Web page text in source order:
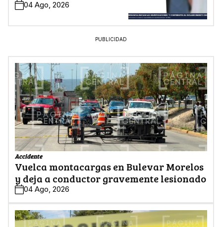
04 Ago, 2026
PUBLICIDAD
Accidente
Vuelca montacargas en Bulevar Morelos
y deja a conductor gravemente lesionado
04 Ago, 2026